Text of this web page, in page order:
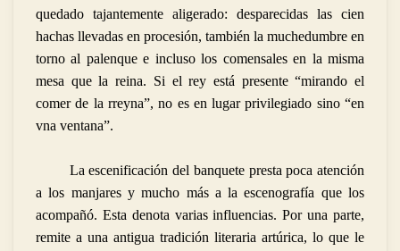
quedado tajantemente aligerado: desparecidas las cien
hachas llevadas en procesión, también la muchedumbre en
torno al palenque e incluso los comensales en la misma
mesa que la reina. Si el rey está presente “mirando el
comer de la rreyna”, no es en lugar privilegiado sino “en
vna ventana”.
La escenificación del banquete presta poca atención
a los manjares y mucho más a la escenografía que los
acompañó. Esta denota varias influencias. Por una parte,
remite a una antigua tradición literaria artúrica, lo que le